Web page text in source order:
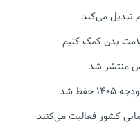
تبدیل می‌کند
بدن کمک کنیم
منتشر شد
حفظ شد